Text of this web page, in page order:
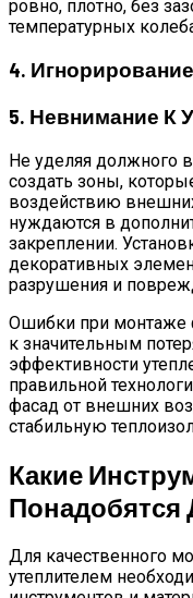
ровно, плотно, без
температурных
4.
5. Невнимание К
Не уделяя должного
создать зоны,
воздействию
нуждаются в
закреплении.
декоративных
разрушения и
Ошибки при монтаже
к значительным
эффективности
правильной
фасад от внешних
стабильную
Какие
Понадобятся
Для качественного
утеплителем